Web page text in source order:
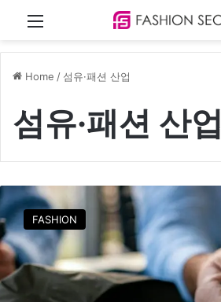
Home / 섬유·패션 산업
섬유·패션 산업
파
텍
스
섬
유
FASHION